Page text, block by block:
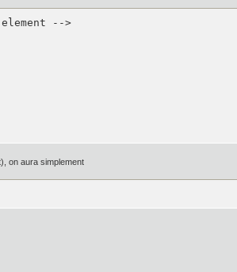
-->
on aura simplement